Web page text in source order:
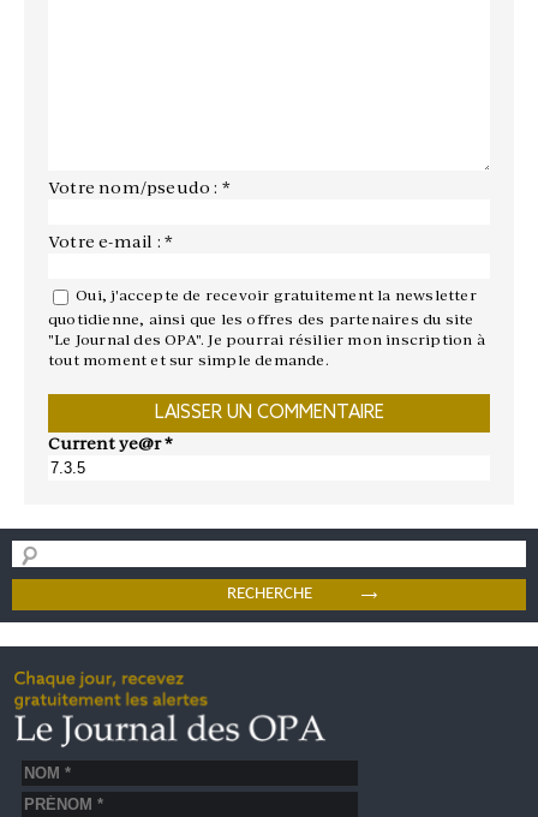
Votre nom/pseudo : *
Votre e-mail : *
Oui, j'accepte de recevoir gratuitement la newsletter
quotidienne, ainsi que les offres des partenaires du site
"Le Journal des OPA". Je pourrai résilier mon inscription à
tout moment et sur simple demande.
Current ye@r*